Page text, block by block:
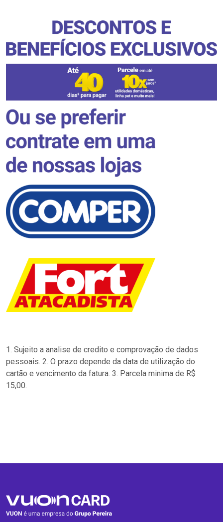
1. Sujeito a analise de credito e comprovação de dados
pessoais. 2. O prazo depende da data de utilização do
cartão e vencimento da fatura. 3. Parcela minima de R$
15,00.